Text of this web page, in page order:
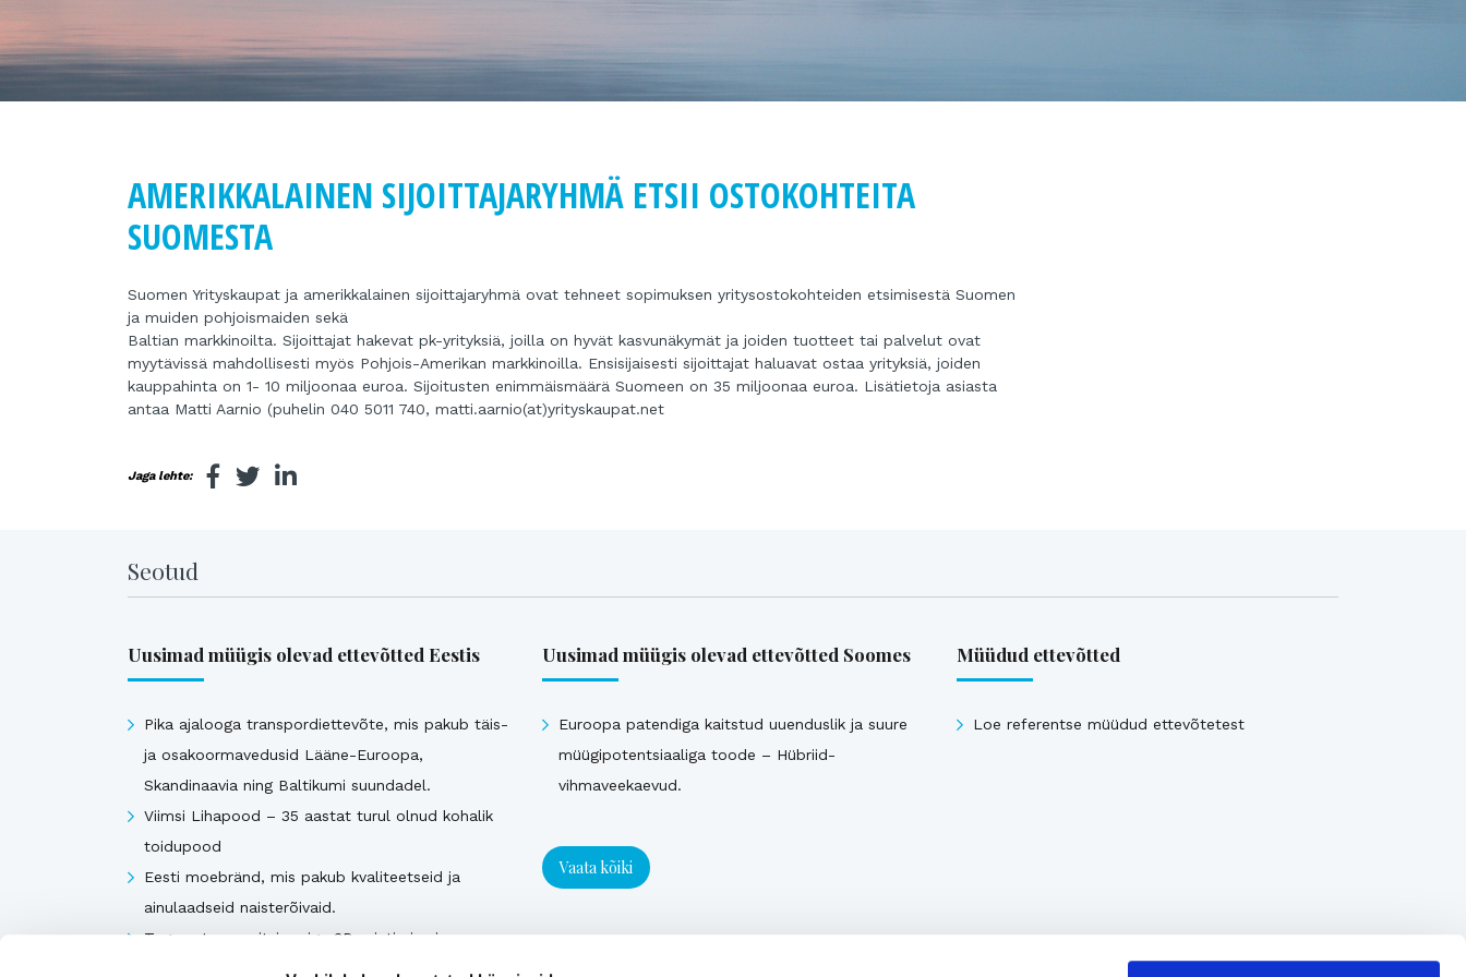
AMERIKKALAINEN SIJOITTAJARYHMÄ ETSII OSTOKOHTEITA
SUOMESTA
Suomen Yrityskaupat ja amerikkalainen sijoittajaryhmä ovat tehneet sopimuksen yritysostokohteiden etsimisestä Suomen
ja muiden pohjoismaiden sekä
Baltian markkinoilta. Sijoittajat hakevat pk-yrityksiä, joilla on hyvät kasvunäkymät ja joiden tuotteet tai palvelut ovat
myytävissä mahdollisesti myös Pohjois-Amerikan markkinoilla. Ensisijaisesti sijoittajat haluavat ostaa yrityksiä, joiden
kauppahinta on 1- 10 miljoonaa euroa. Sijoitusten enimmäismäärä Suomeen on 35 miljoonaa euroa. Lisätietoja asiasta
antaa Matti Aarnio (puhelin 040 5011 740, matti.aarnio(at)yrityskaupat.net
Jaga lehte:
Seotud
Uusimad müügis olevad ettevõtted Eestis
Pika ajalooga transpordiettevõte, mis pakub täis-
ja osakoormavedusid Lääne-Euroopa,
Skandinaavia ning Baltikumi suundadel.
Viimsi Lihapood – 35 aastat turul olnud kohalik
toidupood
Eesti moebränd, mis pakub kvaliteetseid ja
ainulaadseid naisterõivaid.
Tugeva turupositsiooniga 3D printimise ja
Uusimad müügis olevad ettevõtted Soomes
Euroopa patendiga kaitstud uuenduslik ja suure
müügipotentsiaaliga toode – Hübriid-
vihmaveekaevud.
Vaata kõiki
Müüdud ettevõtted
Loe referentse müüdud ettevõtetest